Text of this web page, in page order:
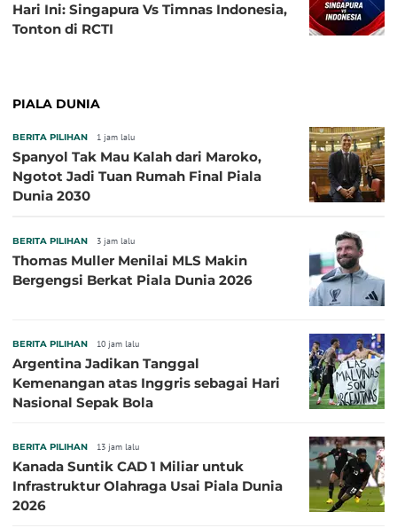
Hari Ini: Singapura Vs Timnas Indonesia,
Tonton di RCTI
PIALA DUNIA
BERITA PILIHAN 1 jam lalu
Spanyol Tak Mau Kalah dari Maroko,
Ngotot Jadi Tuan Rumah Final Piala
Dunia 2030
BERITA PILIHAN 3 jam lalu
Thomas Muller Menilai MLS Makin
Bergengsi Berkat Piala Dunia 2026
BERITA PILIHAN 10 jam lalu
Argentina Jadikan Tanggal
Kemenangan atas Inggris sebagai Hari
Nasional Sepak Bola
BERITA PILIHAN 13 jam lalu
Kanada Suntik CAD 1 Miliar untuk
Infrastruktur Olahraga Usai Piala Dunia
2026